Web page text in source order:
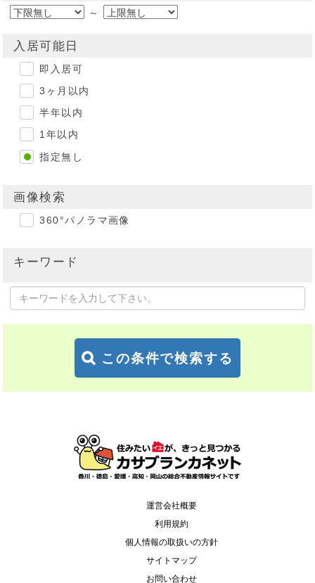
～
入居可能日
即入居可
3ヶ月以内
半年以内
1年以内
指定無し
画像検索
360°パノラマ画像
キーワード
この条件で検索する
運営会社概要
利用規約
個人情報の取扱いの方針
サイトマップ
お問い合わせ